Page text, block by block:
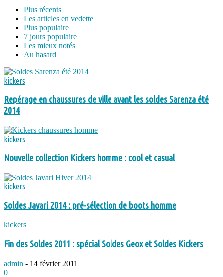
Plus récents
Les articles en vedette
Plus populaire
7 jours populaire
Les mieux notés
Au hasard
kickers
Repérage en chaussures de ville avant les soldes Sarenza été
2014
kickers
Nouvelle collection Kickers homme : cool et casual
kickers
Soldes Javari 2014 : pré-sélection de boots homme
kickers
Fin des Soldes 2011 : spécial Soldes Geox et Soldes Kickers
admin - 14 février 2011
0